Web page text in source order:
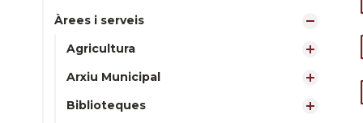
Àrees i serveis
Agricultura
Arxiu Municipal
Biblioteques